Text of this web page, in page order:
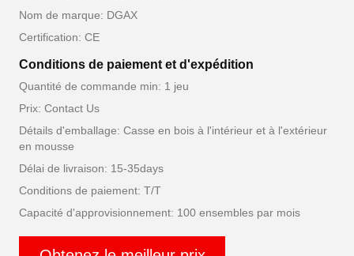
Nom de marque: DGAX
Certification: CE
Conditions de paiement et d'expédition
Quantité de commande min: 1 jeu
Prix: Contact Us
Détails d'emballage: Casse en bois à l'intérieur et à l'extérieur
en mousse
Délai de livraison: 15-35days
Conditions de paiement: T/T
Capacité d'approvisionnement: 100 ensembles par mois